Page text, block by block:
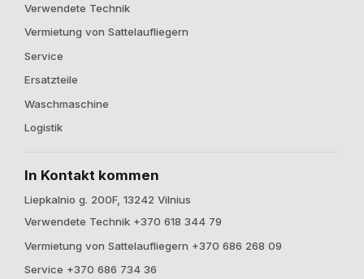
Verwendete Technik
Vermietung von Sattelaufliegern
Service
Ersatzteile
Waschmaschine
Logistik
In Kontakt kommen
Liepkalnio g. 200F, 13242 Vilnius
Verwendete Technik +370 618 344 79
Vermietung von Sattelaufliegern +370 686 268 09
Service +370 686 734 36